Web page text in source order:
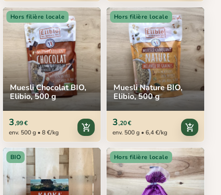
Hors filière locale
Muesli Chocolat BIO,
Elibio, 500 g
3,99 €
env. 500 g • 8 €/kg
add_shopping_cart
Hors filière locale
Muesli Nature BIO,
Elibio, 500 g
3,20 €
env. 500 g • 6,4 €/kg
add_shopping_cart
BIO Hors filière locale